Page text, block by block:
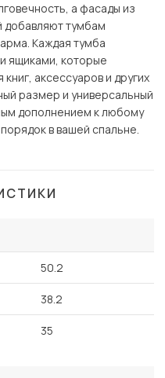
а фасады из
тумбам
Каждая тумба
ящиками, которые
аксессуаров и других
размер и универсальный
дополнением к любому
в вашей спальне.
50.2
38.2
35